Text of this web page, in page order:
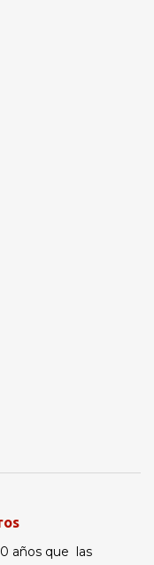
años que las